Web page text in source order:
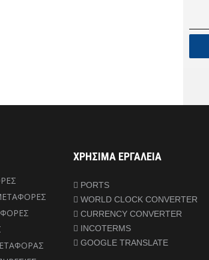
ΧΡΗΣΙΜΑ ΕΡΓΑΛΕΙΑ
PORTS
WORLD CLOCK CONVERTER
CURRENCY CONVERTER
INCOTERMS
GOOGLE TRANSLATE